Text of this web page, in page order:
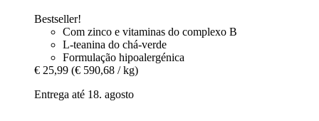
Bestseller!
Com zinco e vitaminas do complexo B
L-teanina do chá-verde
Formulação hipoalergénica
€ 25,99 (€ 590,68 / kg)
Entrega até 18. agosto